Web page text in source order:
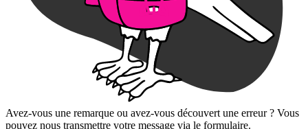
Avez-vous une remarque ou avez-vous découvert une erreur ? Vous
pouvez nous transmettre votre message via le formulaire.